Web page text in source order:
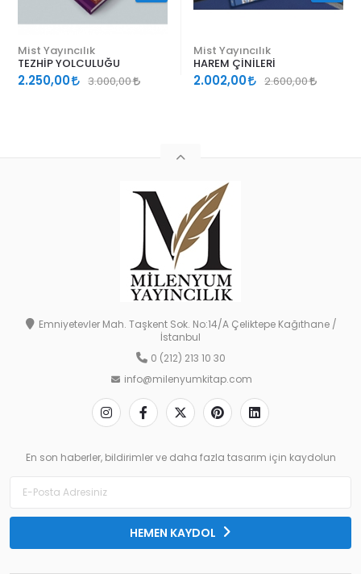
Mist Yayıncılık
TEZHİP YOLCULUĞU
2.250,00 3.000,00
Mist Yayıncılık
HAREM ÇİNİLERİ
2.002,00 2.600,00
Emniyetevler Mah. Taşkent Sok. No:14/A Çeliktepe Kağıthane /
İstanbul
0 (212) 213 10 30
info@milenyumkitap.com
En son haberler, bildirimler ve daha fazla tasarım için kaydolun
HEMEN KAYDOL